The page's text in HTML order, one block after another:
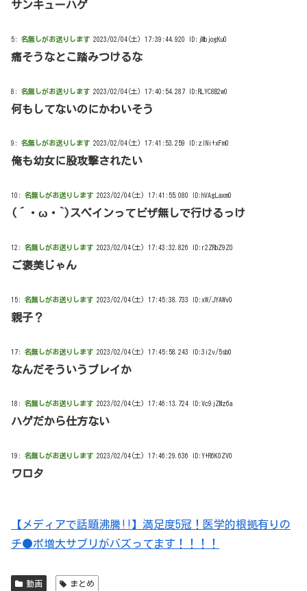
サンキューハゲ
5: 名無しがお送りします 2023/02/04(土) 17:39:44.920 ID:jMbjogKu0
痛そうなとこ踏みつけるな
8: 名無しがお送りします 2023/02/04(土) 17:40:54.287 ID:RLYC8B2w0
何もしてないのにかわいそう
9: 名無しがお送りします 2023/02/04(土) 17:41:53.259 ID:zINi+xFm0
俺も幼女に股攻撃されたい
10: 名無しがお送りします 2023/02/04(土) 17:41:55.080 ID:hVAgLaxm0
(´・ω・`)スペインってビザ無しで行けるっけ
12: 名無しがお送りします 2023/02/04(土) 17:43:32.826 ID:r2ZRbZ9Z0
ご褒美じゃん
15: 名無しがお送りします 2023/02/04(土) 17:45:38.733 ID:xW/JYAWv0
親子？
17: 名無しがお送りします 2023/02/04(土) 17:45:58.243 ID:3i2v/5sb0
なんだそういうプレイか
18: 名無しがお送りします 2023/02/04(土) 17:46:13.724 ID:Vc9jZMz6a
ハゲだから仕方ない
19: 名無しがお送りします 2023/02/04(土) 17:46:29.636 ID:Y+R6K0ZV0
ワロタ
【メディアで話題沸騰!!】満足度5冠！医学的根拠有りの
チ●ポ増大サプリがバズってます！！！！
動画 まとめ